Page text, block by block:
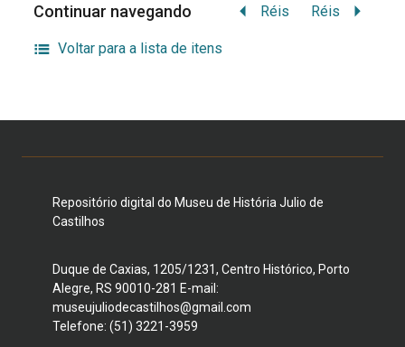
Continuar navegando Réis Réis
Voltar para a lista de itens
Repositório digital do Museu de História Julio de
Castilhos
Duque de Caxias, 1205/1231, Centro Histórico, Porto
Alegre, RS 90010-281 E-mail:
museujuliodecastilhos@gmail.com
Telefone: (51) 3221-3959